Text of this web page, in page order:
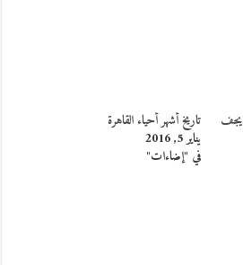
يجف
تاريخ أشهر أحياء القاهرة
يناير 5, 2016
في "إضاءات"